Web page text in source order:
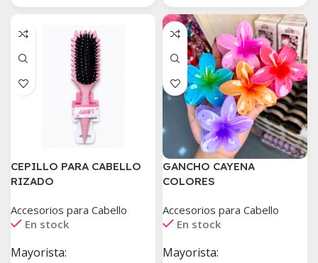
CEPILLO PARA CABELLO
RIZADO
Accesorios para Cabello
En stock
Mayorista:
GANCHO CAYENA
COLORES
Accesorios para Cabello
En stock
Mayorista: